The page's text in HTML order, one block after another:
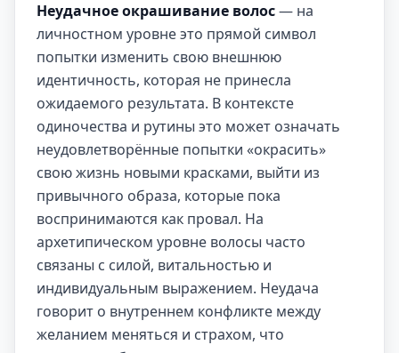
Неудачное окрашивание волос— на
личностном уровне это прямой символ
попытки изменить свою внешнюю
идентичность, которая не принесла
ожидаемого результата. В контексте
одиночества и рутины это может означать
неудовлетворённые попытки «окрасить»
свою жизнь новыми красками, выйти из
привычного образа, которые пока
воспринимаются как провал. На
архетипическом уровне волосы часто
связаны с силой, витальностью и
индивидуальным выражением. Неудача
говорит о внутреннем конфликте между
желанием меняться и страхом, что